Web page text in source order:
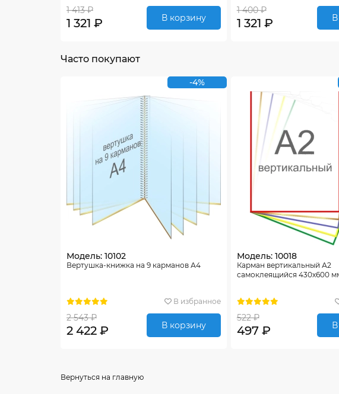
1 413 ₽
1 321 ₽ В корзину
1 400 ₽
1 321 ₽
Часто покупают
-4%
Модель: 10102
Вертушка-книжка на 9 карманов А4
В избранное
2 543 ₽
2 422 ₽ В корзину
Модель: 10018
Карман вертикальный А2
самоклеящийся 430х600
522 ₽
497 ₽
Вернуться на главную